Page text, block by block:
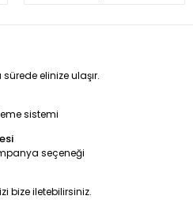
elinize ulaşır.
sistemi
seçeneği
bize iletebilirsiniz.